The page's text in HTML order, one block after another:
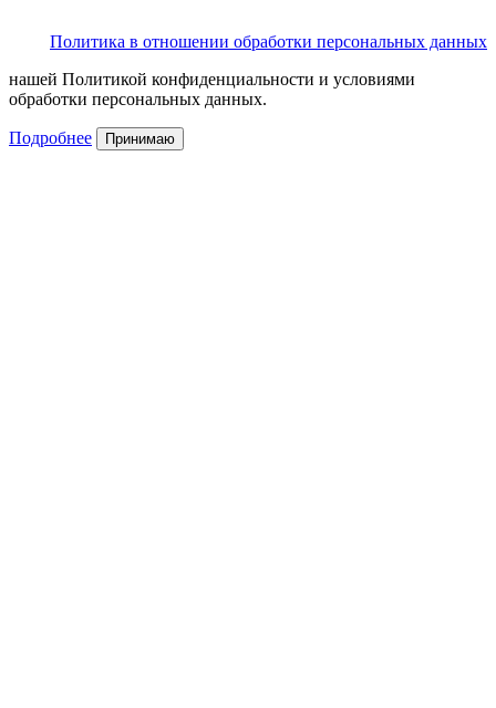
Политика в отношении обработки персональных данных
нашей Политикой конфиденциальности и условиями
обработки персональных данных.
Подробнее Принимаю